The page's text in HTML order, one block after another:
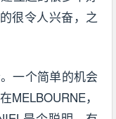
很令人兴奋，之
一个简单的机会
，